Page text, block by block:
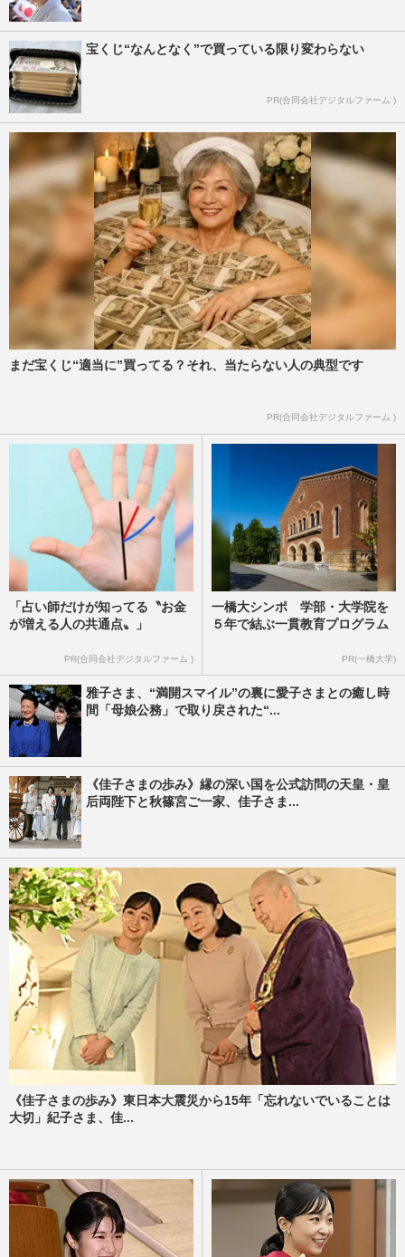
宝くじ“なんとなく”で買っている限り変わらない
PR(合同会社デジタルファーム )
まだ宝くじ“適当に”買ってる？それ、当たらない人の典型です
PR(合同会社デジタルファーム )
「占い師だけが知ってる〝お金
が増える人の共通点〟」
PR(合同会社デジタルファーム )
一橋大シンポ 学部・大学院を
５年で結ぶ一貫教育プログラム
PR(一橋大学)
雅子さま、“満開スマイル”の裏に愛子さまとの癒し時
間「母娘公務」で取り戻された“...
《佳子さまの歩み》縁の深い国を公式訪問の天皇・皇
后両陛下と秋篠宮ご一家、佳子さま...
《佳子さまの歩み》東日本大震災から15年「忘れないでいることは
大切」紀子さま、佳...